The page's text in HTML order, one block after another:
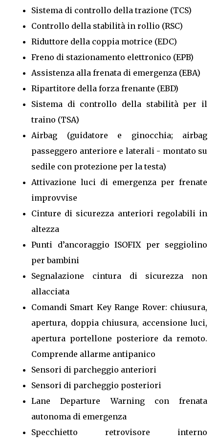
Sistema di controllo della trazione (TCS)
Controllo della stabilità in rollio (RSC)
Riduttore della coppia motrice (EDC)
Freno di stazionamento elettronico (EPB)
Assistenza alla frenata di emergenza (EBA)
Ripartitore della forza frenante (EBD)
Sistema di controllo della stabilità per il
traino (TSA)
Airbag (guidatore e ginocchia; airbag
passeggero anteriore e laterali - montato su
sedile con protezione per la testa)
Attivazione luci di emergenza per frenate
improvvise
Cinture di sicurezza anteriori regolabili in
altezza
Punti d’ancoraggio ISOFIX per seggiolino
per bambini
Segnalazione cintura di sicurezza non
allacciata
Comandi Smart Key Range Rover: chiusura,
apertura, doppia chiusura, accensione luci,
apertura portellone posteriore da remoto.
Comprende allarme antipanico
Sensori di parcheggio anteriori
Sensori di parcheggio posteriori
Lane Departure Warning con frenata
autonoma di emergenza
Specchietto retrovisore interno